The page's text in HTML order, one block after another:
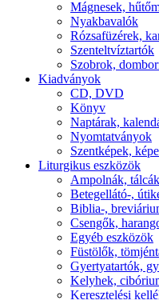
Mágnesek,
Nyakbavalók
Rózsafüzérek,
Szenteltvíztartók
Szobrok,
Kiadványok
CD, DVD
Könyv
Naptárak,
Nyomtatványok
Szentképek,
Liturgikus eszközök
Ampolnák, tálcák
Betegellátó-,
Biblia-,
Csengők,
Egyéb eszközök
Füstölők,
Gyertyatartók,
Kelyhek,
Keresztelési